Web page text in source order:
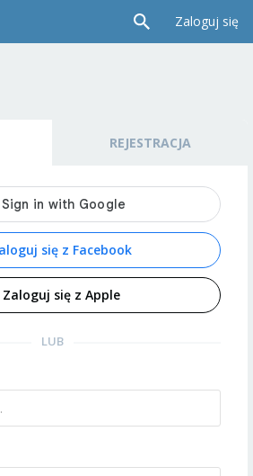
Zaloguj się
REJESTRACJA
się z Facebook
Zaloguj się z Apple
LUB